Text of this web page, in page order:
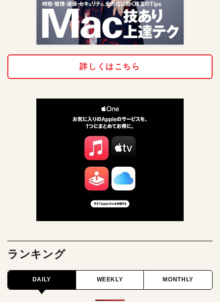
詳しくはこちら
ランキング
DAILY WEEKLY MONTHLY